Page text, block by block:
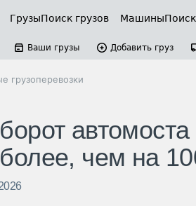
ГрузыПоиск грузов Машины
Ваши грузы Добавить груз
грузоперевозки
чем на